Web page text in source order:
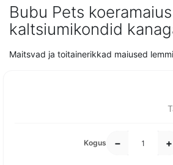
Bubu Pets koeramaius
kaltsiumikondid
Maitsvad ja toitainerikkad maiused
Kogus − +
pildigalerii
algusesse